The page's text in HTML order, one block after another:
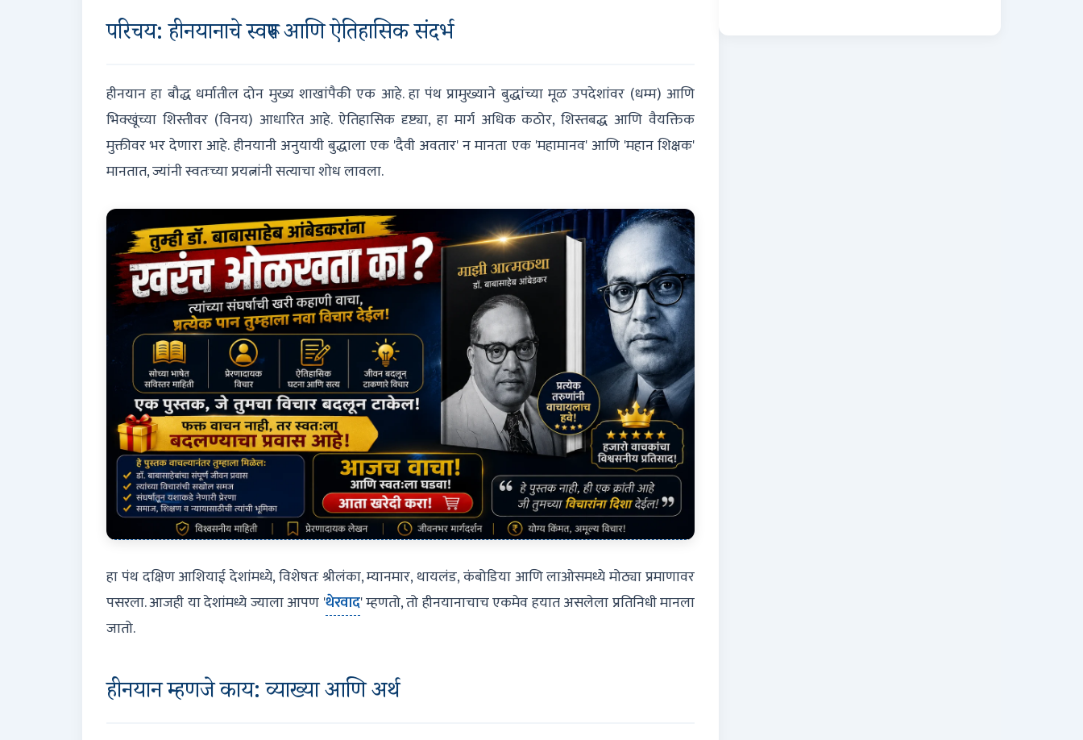
परिचय: हीनयानाचे स्वरूप आणि ऐतिहासिक संदर्भ
हीनयान हा बौद्ध धर्मातील दोन मुख्य शाखांपैकी एक आहे. हा पंथ प्रामुख्याने बुद्धांच्या मूळ उपदेशांवर (धम्म) आणि
भिक्खूंच्या शिस्तीवर (विनय) आधारित आहे. ऐतिहासिक दृष्ट्या, हा मार्ग अधिक कठोर, शिस्तबद्ध आणि वैयक्तिक
मुक्तीवर भर देणारा आहे. हीनयानी अनुयायी बुद्धाला एक 'दैवी अवतार' न मानता एक 'महामानव' आणि 'महान शिक्षक'
मानतात, ज्यांनी स्वतःच्या प्रयत्नांनी सत्याचा शोध लावला.
हा पंथ दक्षिण आशियाई देशांमध्ये, विशेषतः श्रीलंका, म्यानमार, थायलंड, कंबोडिया आणि लाओसमध्ये मोठ्या प्रमाणावर
पसरला. आजही या देशांमध्ये ज्याला आपण 'थेरवाद' म्हणतो, तो हीनयानाचाच एकमेव हयात असलेला प्रतिनिधी मानला
जातो.
हीनयान म्हणजे काय: व्याख्या आणि अर्थ